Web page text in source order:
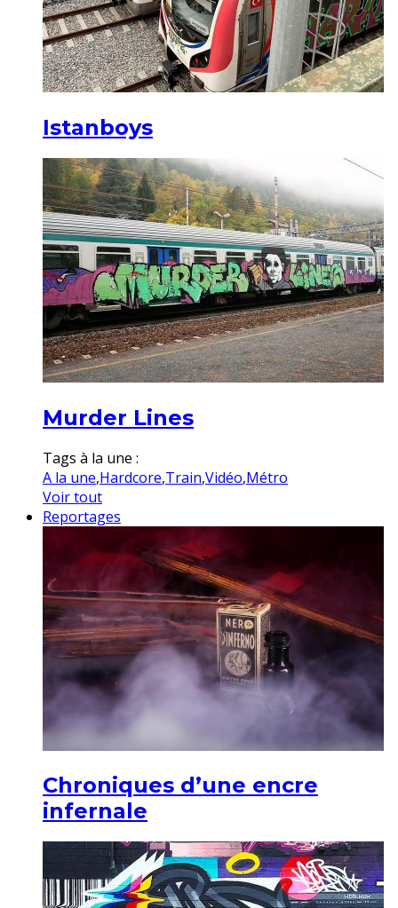
Istanboys
Murder Lines
Tags à la une :
A la une,Hardcore,Train,Vidéo,Métro
Voir tout
Reportages
Chroniques d’une encre
infernale